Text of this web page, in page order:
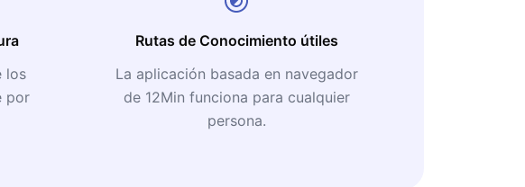
los
por
Rutas de Conocimiento útiles
La aplicación basada en navegador
de 12Min funciona para cualquier
persona.